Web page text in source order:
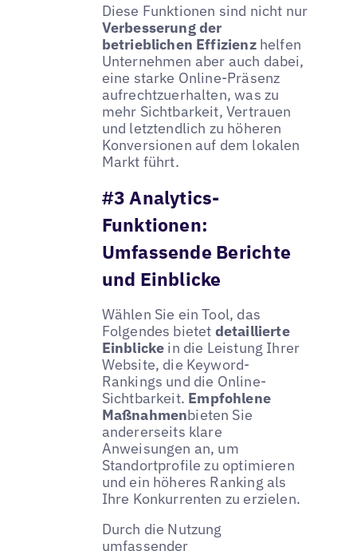
Diese Funktionen sind nicht nur
Verbesserung der
betrieblichen Effizienzhelfen
Unternehmen aber auch dabei,
eine starke Online-Präsenz
aufrechtzuerhalten, was zu
mehr Sichtbarkeit, Vertrauen
und letztendlich zu höheren
Konversionen auf dem lokalen
Markt führt.
#3 Analytics-
Funktionen:
Umfassende Berichte
und Einblicke
Wählen Sie ein Tool, das
Folgendes bietet detaillierte
Einblicke in die Leistung Ihrer
Website, die Keyword-
Rankings und die Online-
Sichtbarkeit. Empfohlene
Maßnahmenbieten Sie
andererseits klare
Anweisungen an, um
Standortprofile zu optimieren
und ein höheres Ranking als
Ihre Konkurrenten zu erzielen.
Durch die Nutzung
umfassender